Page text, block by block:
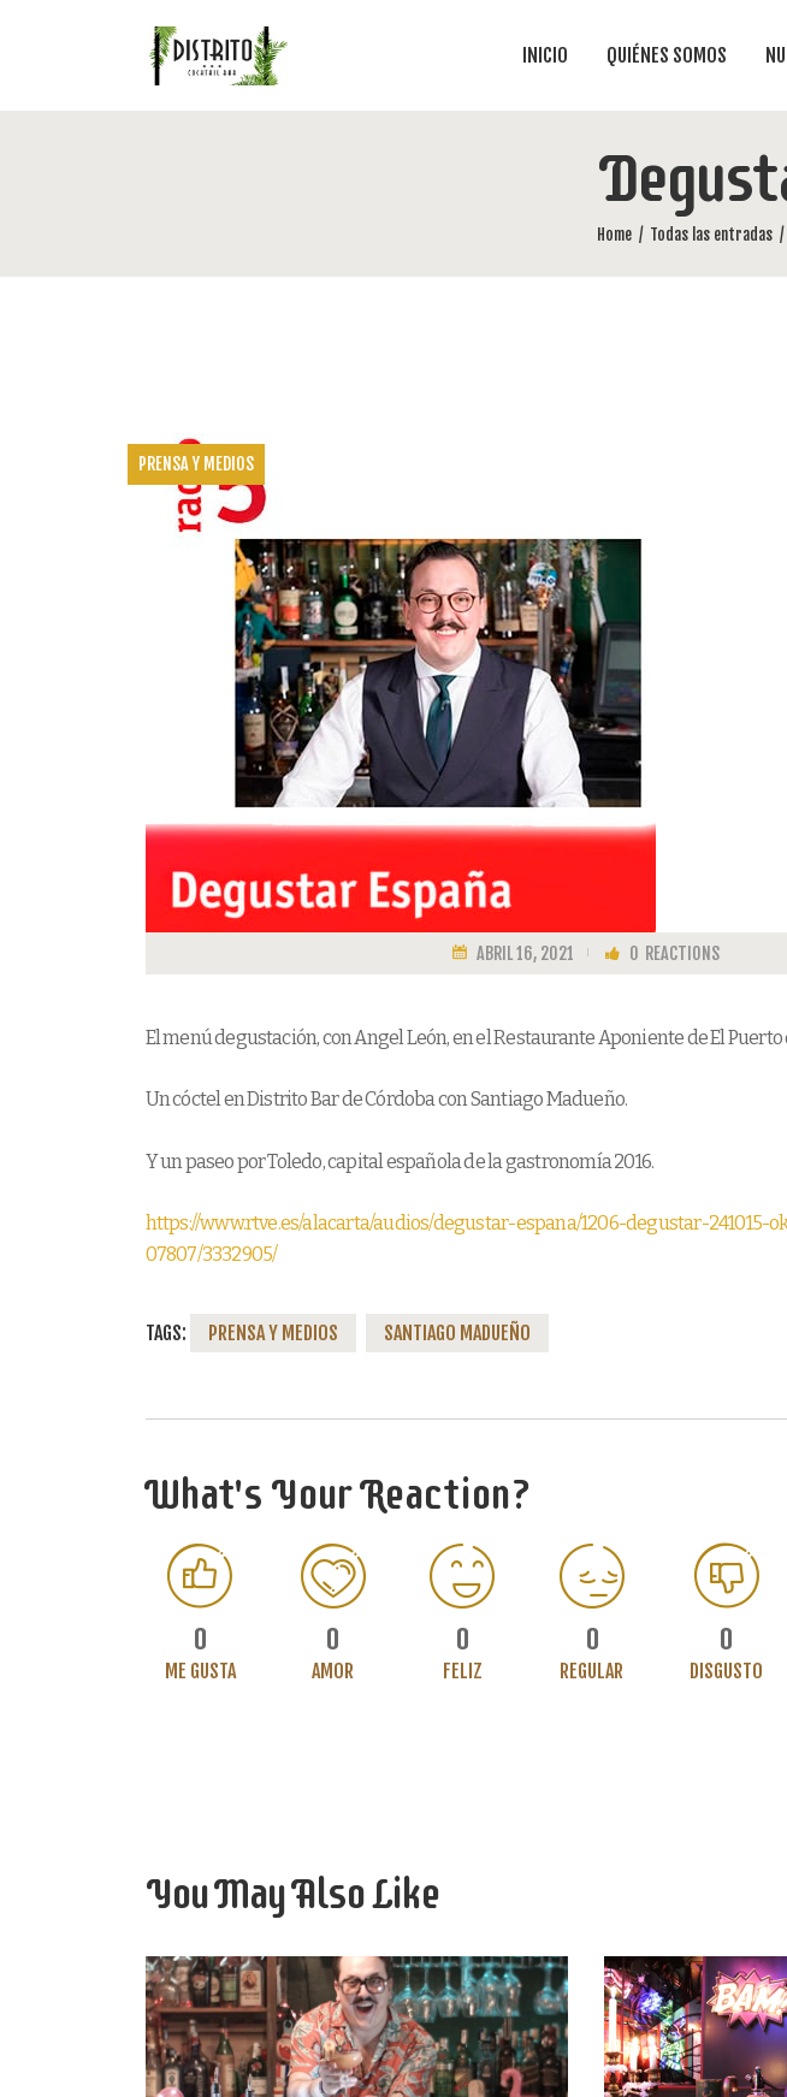
INICIO QUIÉNES SOMOS
Home Todas las entradas
PRENSA Y MEDIOS
ABRIL 16, 2021 0 REACTIONS
El menú degustación, con Angel León, en el Restaurante Aponiente de El Puerto
Un cóctel en Distrito Bar de Córdoba con Santiago Madueño.
Y un paseo por Toledo, capital española de la gastronomía 2016.
https://www.rtve.es/alacarta/audios/degustar-espana/1206-degustar-241015-
07807/3332905/
TAGS: PRENSA Y MEDIOS SANTIAGO MADUEÑO
What's Your Reaction?
0
ME GUSTA
0
AMOR
0
FELIZ
0
REGULAR
0
DISGUSTO
You May Also Like